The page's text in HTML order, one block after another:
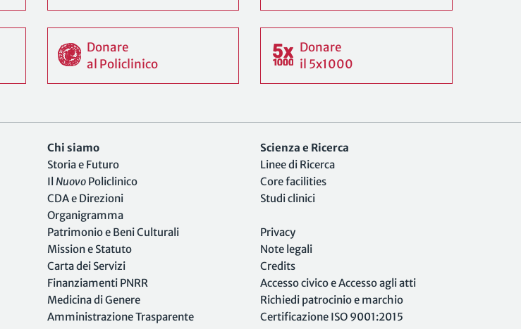
Donare
al Policlinico
Donare
il 5x1000
Chi siamo
Storia e Futuro
Il NuovoPoliclinico
CDA e Direzioni
Organigramma
Patrimonio e Beni Culturali
Mission e Statuto
Carta dei Servizi
Finanziamenti PNRR
Medicina di Genere
Amministrazione Trasparente
Scienza e Ricerca
Linee di Ricerca
Core facilities
Studi clinici
Privacy
Note legali
Credits
Accesso civico e Accesso agli atti
Richiedi patrocinio e marchio
Certificazione ISO 9001:2015